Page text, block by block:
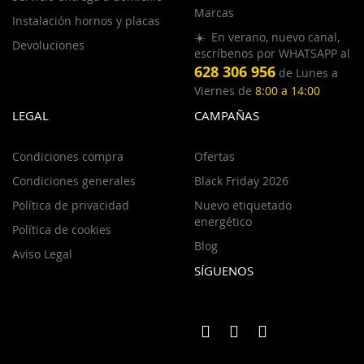
Instalación hornos y placas
Devoluciones
Marcas
☀️ En verano, nuevo canal,
escríbenos por WHATSAPP al
628 306 956 de Lunes a
Viernes de 8:00 a 14:00
LEGAL
Condiciones compra
Condiciones generales
Política de privacidad
Política de cookies
Aviso Legal
CAMPAÑAS
Ofertas
Black Friday 2026
Nuevo etiquetado
energético
Blog
SÍGUENOS